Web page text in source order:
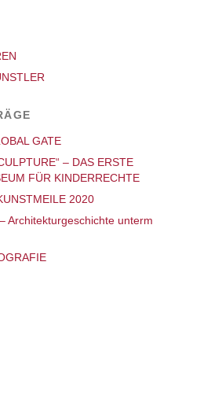
GATE
– DAS ERSTE
FÜR KINDERRECHTE
2020
Architekturgeschichte unterm